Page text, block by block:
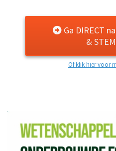
Ga DIRECT
&
Of klik hier voor